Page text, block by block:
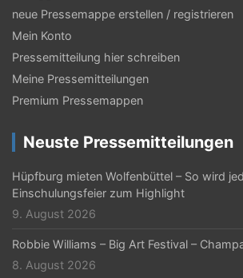
N
a
v
i
g
a
t
i
o
n
neue Pressemappe erstellen / registrieren
Mein Konto
Pressemitteilung hier schreiben
Meine Pressemitteilungen
Premium Pressemappen
Neuste Pressemitteilungen
Hüpfburg mieten Wolfenbüttel – So wird
Einschulungsfeier zum Highlight
9. August 2026
Robbie Williams – Big Art Festival –
8. August 2026